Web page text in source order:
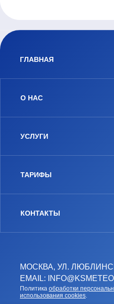
МОСКВА, УЛ.
EMAIL:
Политика обработки
использования cookies.
ГЛАВНАЯ
О НАС
УСЛУГИ
ТАРИФЫ
КОНТАКТЫ